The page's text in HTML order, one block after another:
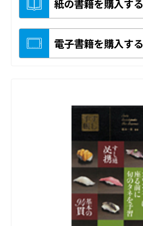
紙の書籍を購入する
電子書籍を購入する